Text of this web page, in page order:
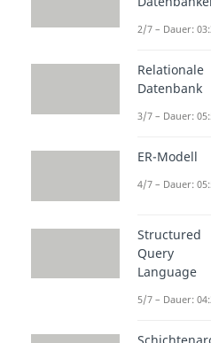
2/7 – Dauer:
Relationale
Datenbank
3/7 – Dauer:
ER-Modell
4/7 – Dauer:
Structured
Query
Language
5/7 – Dauer: